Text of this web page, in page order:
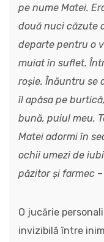
pe nume Matei.
două nuci căzute
departe pentru o
muiat în suflet.
roșie. Înăuntru se
îl apăsa pe
bună, puiul meu.
Matei adormi în
ochii umezi de
păzitor și farmec
O jucărie
invizibilă între